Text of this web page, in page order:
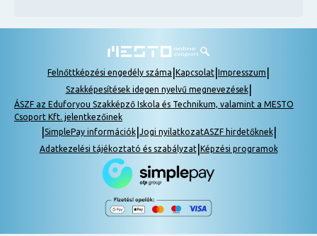
Felnőttképzési engedély száma Kapcsolat Impresszum
Szakképesítések idegen nyelvű megnevezések|
ÁSZF az Eduforyou Szakképző Iskola és Technikum, valamint a MESTO
Csoport Kft. jelentkezőinek
SimplePay információk| Jogi nyilatkozatASZF hirdetőknek|
Adatkezelési tájékoztató és szabályzat| Képzési programok